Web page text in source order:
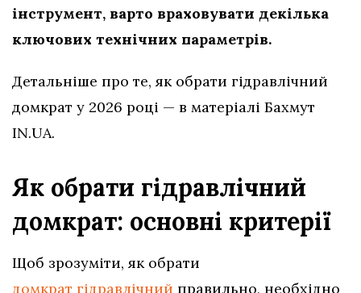
інструмент, варто враховувати декілька
ключових технічних параметрів.
Детальніше про те, як обрати гідравлічний
домкрат у 2026 році — в матеріалі Бахмут
IN.UA.
Як обрати гідравлічний
домкрат: основні критерії
Щоб зрозуміти, як обрати
домкрат гідравлічний правильно, необхідно